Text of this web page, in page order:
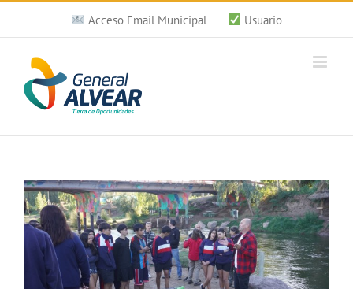
Saltar
contenido
Acceso Email Municipal Usuario
Ver
imagen
más
grande